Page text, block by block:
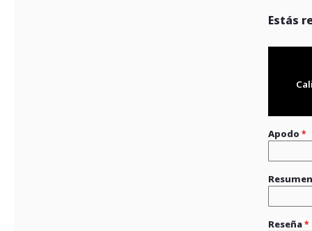
Estás
Apodo
Resumen
Reseña